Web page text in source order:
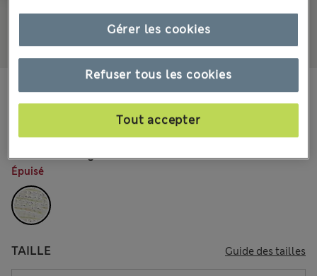
9 les commentaires reçus
CHF22.90
COULEUR: Argent
Épuisé
TAILLE Guide des tailles
Refuser tous les cookies
Tout accepter
Gérer les cookies